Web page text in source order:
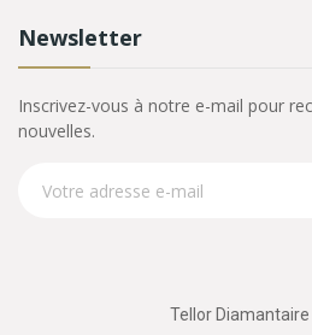
Newsletter
Inscrivez-vous à notre e-mail pour
nouvelles.
Tellor